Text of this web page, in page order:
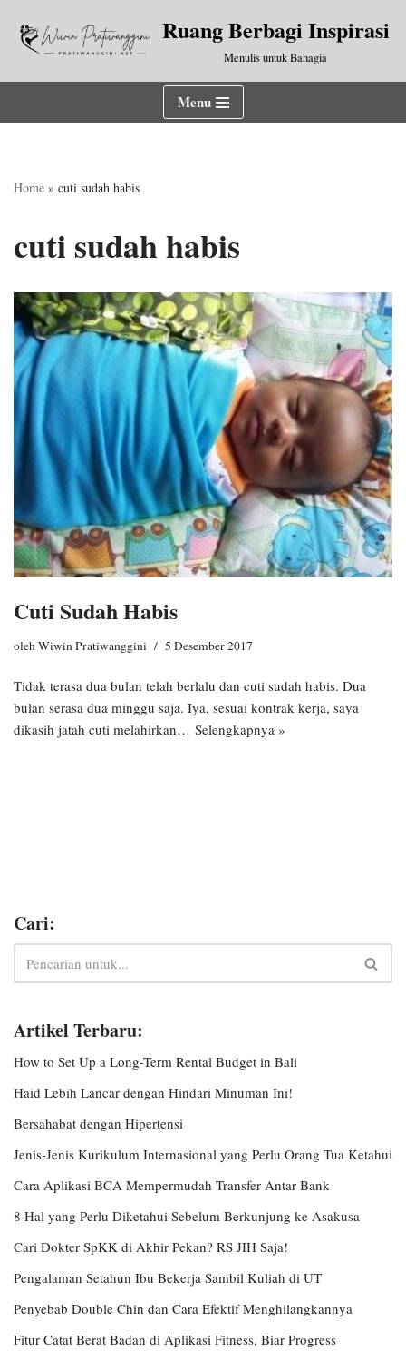
Lompat
Ruang Berbagi Inspirasi
Menulis untuk Bahagia
Menu
Home » cuti sudah habis
cuti sudah habis
Cuti Sudah Habis
olehWiwin Pratiwanggini 5 Desember 2017
Tidak terasa dua bulan telah berlalu dan cuti sudah habis. Dua
bulan serasa dua minggu saja. Iya, sesuai kontrak kerja, saya
dikasih jatah cuti melahirkan… Selengkapnya »
Cari:
Artikel Terbaru:
How to Set Up a Long-Term Rental Budget in Bali
Haid Lebih Lancar dengan Hindari Minuman Ini!
Bersahabat dengan Hipertensi
Jenis-Jenis Kurikulum Internasional yang Perlu Orang Tua Ketahui
Cara Aplikasi BCA Mempermudah Transfer Antar Bank
8 Hal yang Perlu Diketahui Sebelum Berkunjung ke Asakusa
Cari Dokter SpKK di Akhir Pekan? RS JIH Saja!
Pengalaman Setahun Ibu Bekerja Sambil Kuliah di UT
Penyebab Double Chin dan Cara Efektif Menghilangkannya
Fitur Catat Berat Badan di Aplikasi Fitness, Biar Progress